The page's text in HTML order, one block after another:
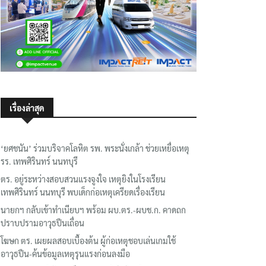
เรื่องล่าสุด
‘ยศชนัน’ ร่วมบริจาคโลหิต รพ. พระนั่งเกล้า ช่วยเหยื่อเหตุ
รร. เทพศิรินทร์ นนทบุรี
ตร. อยู่ระหว่างสอบสวนแรงจูงใจ เหตุยิงในโรงเรียน
เทพศิรินทร์ นนทบุรี พบเด็กก่อเหตุเครียดเรื่องเรียน
นายกฯ กลับเข้าทำเนียบฯ พร้อม ผบ.ตร.-ผบช.ก. คาดถก
ปราบปรามอาวุธปืนเถื่อน
โฆษก ตร. เผยผลสอบเบื้องต้น ผู้ก่อเหตุชอบเล่นเกมใช้
อาวุธปืน-ค้นข้อมูลเหตุรุนแรงก่อนลงมือ